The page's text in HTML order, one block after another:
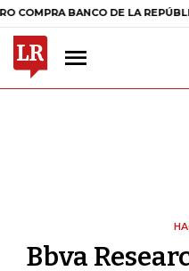
BANCO DE LA REPÚBLICA $
Bbva